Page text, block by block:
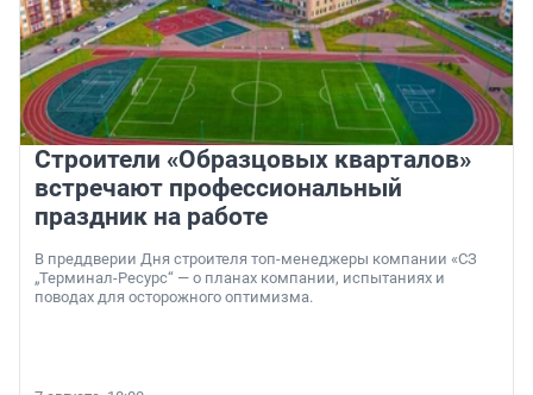
Строители «Образцовых кварталов»
встречают профессиональный
праздник на работе
В преддверии Дня строителя топ-менеджеры компании «СЗ
„Терминал-Ресурс“ — о планах компании, испытаниях и
поводах для осторожного оптимизма.